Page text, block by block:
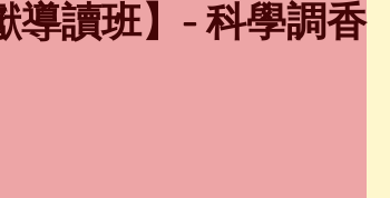
導讀班】- 科學調香